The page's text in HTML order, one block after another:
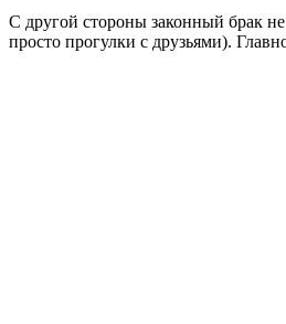
С другой стороны законный брак
просто прогулки с друзьями).